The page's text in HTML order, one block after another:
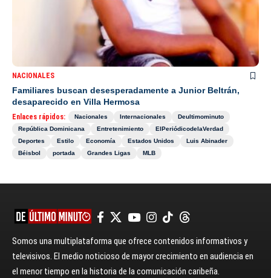
NACIONALES
Familiares buscan desesperadamente a Junior Beltrán,
desaparecido en Villa Hermosa
Enlaces rápidos: Nacionales Internacionales
Deultimominuto
República Dominicana
Entretenimiento
ElPeriódicodelaVerdad
Deportes
Estilo Economía Estados Unidos
Luis Abinader
Béisbol
portada Grandes Ligas MLB
Somos una multiplataforma que ofrece contenidos informativos y
televisivos. El medio noticioso de mayor crecimiento en audiencia en
el menor tiempo en la historia de la comunicación caribeña.